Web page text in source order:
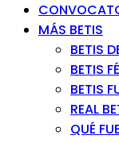
MÁS BETIS
BETIS
BETIS
BETIS
REAL
QUÉ